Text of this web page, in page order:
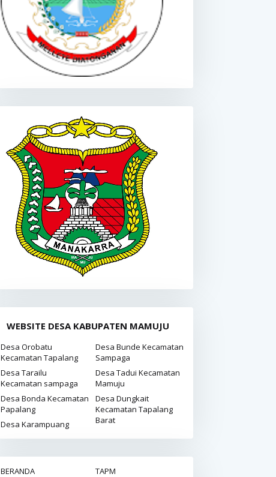
WEBSITE DESA KABUPATEN MAMUJU
Desa Orobatu
Kecamatan Tapalang
Desa Bunde Kecamatan
Sampaga
Desa Tarailu
Kecamatan sampaga
Desa Tadui Kecamatan
Mamuju
Desa Bonda Kecamatan
Papalang
Desa Dungkait
Kecamatan Tapalang
Barat
Desa Karampuang
BERANDA
TAPM